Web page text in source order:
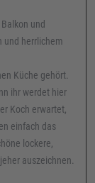
und
und herrlichem
Küche gehört.
ihr werdet hier
Koch erwartet,
einfach das
lockere,
auszeichnen.